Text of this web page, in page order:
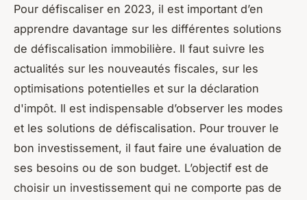
Pour défiscaliser en 2023, il est important d’en
apprendre davantage sur les différentes solutions
de défiscalisation immobilière. Il faut suivre les
actualités sur les nouveautés fiscales, sur les
optimisations potentielles et sur la déclaration
d'impôt. Il est indispensable d’observer les modes
et les solutions de défiscalisation. Pour trouver le
bon investissement, il faut faire une évaluation de
ses besoins ou de son budget. L’objectif est de
choisir un investissement qui ne comporte pas de